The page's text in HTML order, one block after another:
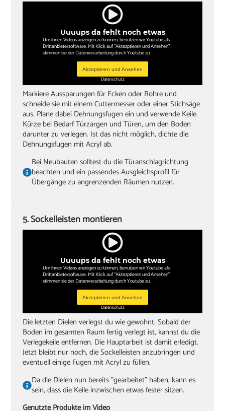
Uuuups da fehlt noch etwas
Um ihnen Videos anzeigen zu können, benutzen wir Youtube als
Drittanbietersoftware. Mit Klick auf "Aktezptieren und Ansehen"
stimmen sie der Datenverarbeitung durch Youtube zu.
Akzeptieren und Ansehen
Datenschutz
Markiere Aussparungen für Ecken oder Rohre und
schneide sie mit einem Cuttermesser oder einer Stichsäge
aus. Plane dabei Dehnungsfugen ein und verwende Keile.
Kürze bei Bedarf Türzargen und Türen, um den Boden
darunter zu verlegen. Ist das nicht möglich, dichte die
Dehnungsfugen mit Acryl ab.
Bei Neubauten solltest du die Türanschlagrichtung
beachten und ein passendes Ausgleichsprofil für
Übergänge zu angrenzenden Räumen nutzen.
Uuuups da fehlt noch etwas
Um ihnen Videos anzeigen zu können, benutzen wir Youtube als
Drittanbietersoftware. Mit Klick auf "Aktezptieren und Ansehen"
stimmen sie der Datenverarbeitung durch Youtube zu.
Akzeptieren und Ansehen
Datenschutz
5. Sockelleisten montieren
Die letzten Dielen verlegst du wie gewohnt. Sobald der
Boden im gesamten Raum fertig verlegt ist, kannst du die
Verlegekeile entfernen. Die Hauptarbeit ist damit erledigt.
Jetzt bleibt nur noch, die Sockelleisten anzubringen und
eventuell einige Fugen mit Acryl zu füllen.
Da die Dielen nun bereits "gearbeitet" haben, kann es
sein, dass die Keile inzwischen etwas fester sitzen.
Genutzte Produkte im Video